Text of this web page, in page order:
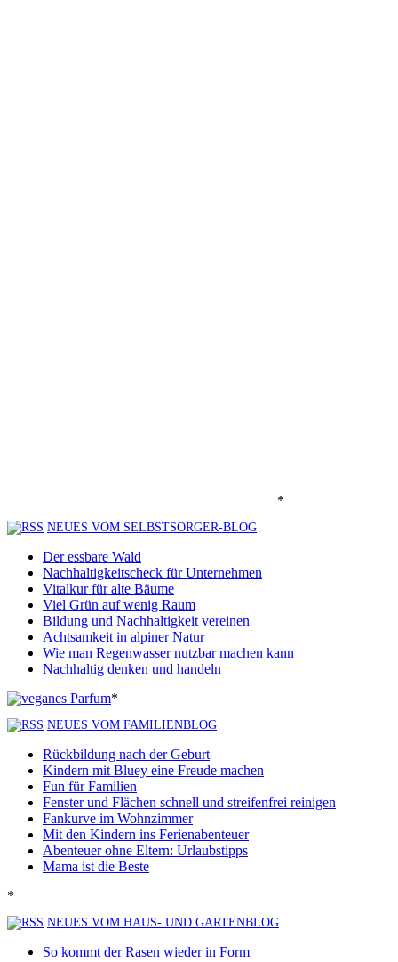
*
NEUES VOM SELBSTSORGER-BLOG
Der essbare Wald
Nachhaltigkeitscheck für Unternehmen
Vitalkur für alte Bäume
Viel Grün auf wenig Raum
Bildung und Nachhaltigkeit vereinen
Achtsamkeit in alpiner Natur
Wie man Regenwasser nutzbar machen kann
Nachhaltig denken und handeln
*
NEUES VOM FAMILIENBLOG
Rückbildung nach der Geburt
Kindern mit Bluey eine Freude machen
Fun für Familien
Fenster und Flächen schnell und streifenfrei reinigen
Fankurve im Wohnzimmer
Mit den Kindern ins Ferienabenteuer
Abenteuer ohne Eltern: Urlaubstipps
Mama ist die Beste
*
NEUES VOM HAUS- UND GARTENBLOG
So kommt der Rasen wieder in Form